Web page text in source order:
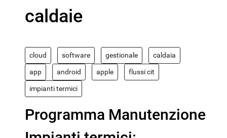
caldaie
cloud software gestionale caldaia
app android apple flussi cit
impianti termici
Programma Manutenzione